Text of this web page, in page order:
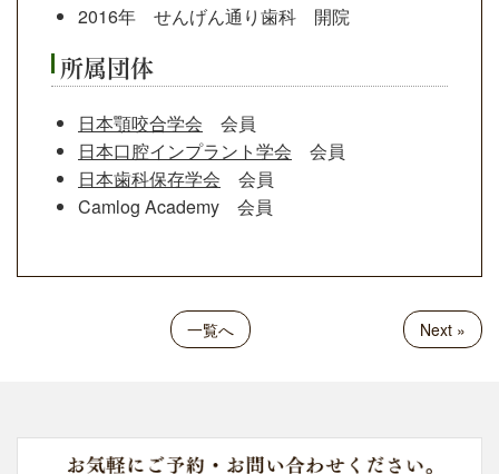
2016年 せんげん通り歯科 開院
所属団体
日本顎咬合学会 会員
日本口腔インプラント学会 会員
日本歯科保存学会 会員
Camlog Academy 会員
一覧へ Next »